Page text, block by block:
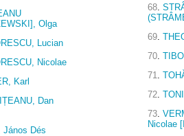
Olga
Lucian
Nicolae
Karl
Dan
János Dés
68.
69.
70.
71.
72.
73.
Nicolae